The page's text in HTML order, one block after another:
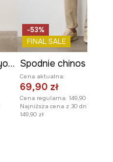
Spodnie chinos męskie z lyocellem
-53%
FINAL SALE
Cena aktualna:
69,90 zł
Cena regularna: 149,90 zł
Najniższa cena z 30 dni przed
149,90 zł